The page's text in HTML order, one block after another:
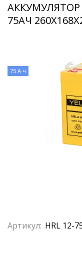
АККУМУЛЯТОР
75АЧ
75 А·ч
Артикул: HRL 12-